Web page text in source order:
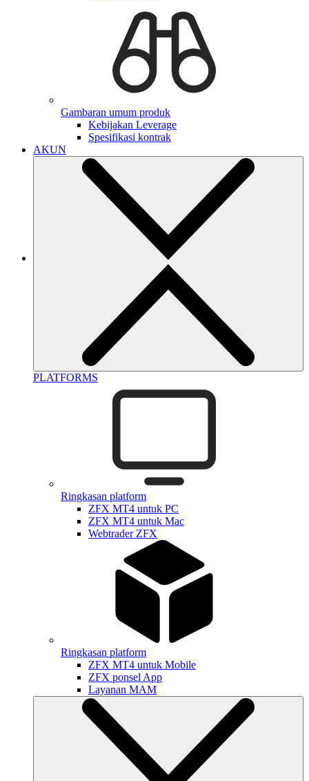
Gambaran umum produk
Kebijakan Leverage
Spesifikasi kontrak
AKUN
PLATFORMS
Ringkasan platform
ZFX MT4 untuk PC
ZFX MT4 untuk Mac
Webtrader ZFX
Ringkasan platform
ZFX MT4 untuk Mobile
ZFX ponsel App
Layanan MAM